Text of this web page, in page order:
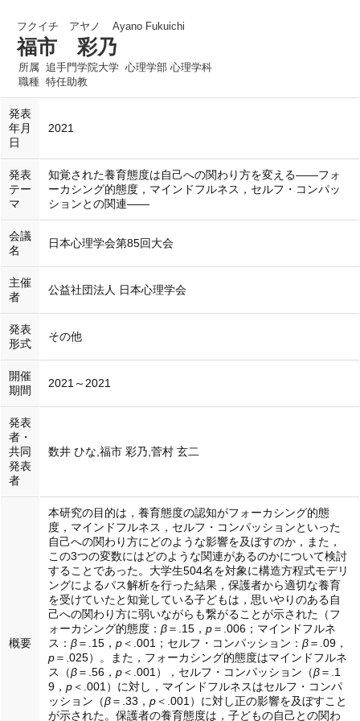
フクイチ アヤノ Ayano Fukuichi
福市 彩乃
所属 追手門学院大学 心理学部 心理学科
職種 特任助教
発表
年月
日
2021
発表
テー
マ
知覚された養育態度は自己への関わり方を変える——フォ
ーカシング的態度，マインドフルネス，セルフ・コンパッ
ションとの関連——
会議
名
日本心理学会第85回大会
主催
者
公益社団法人 日本心理学会
発表
形式
その他
開催
期間
2021～2021
発表
者・
共同
発表
者
数井 ひな,福市 彩乃,菅村 玄二
概要
本研究の目的は，養育態度の認知がフォーカシング的態
度，マインドフルネス，セルフ・コンパッションといった
自己への関わり方にどのような影響を及ぼすのか，また，
この3つの変数にはどのような関連があるのかについて検討
することであった。大学生504名を対象に構造方程式モデリ
ングによるパス解析を行った結果，保護者から適切な養育
を受けていたと知覚している子どもは，思いやりのある自
己への関わり方に弱いながらも繋がることが示された（フ
ォーカシング的態度： β ＝.15， p ＝.006；マインドフルネ
ス： β ＝.15， p ＜.001；セルフ・コンパッション： β ＝.09，
p ＝.025）。また，フォーカシング的態度はマインドフルネ
ス（β ＝.56， p ＜.001），セルフ・コンパッション（β ＝.1
9， p ＜.001）に対し，マインドフルネスはセルフ・コンパ
ッション（β ＝.33， p ＜.001）に対し正の影響を及ぼすこと
が示された。保護者の養育態度は，子どもの自己との関わ